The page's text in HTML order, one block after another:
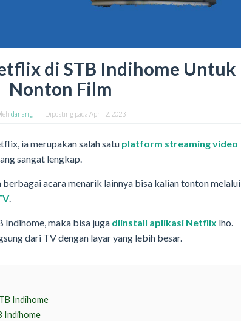
di STB Indihome Untuk
Nonton Film
danang Diposting pada April 2, 2023
ia merupakan salah satu platform streaming video
sangat lengkap.
berbagai acara menarik lainnya bisa kalian tonton melalui
.
Indihome, maka bisa juga diinstall aplikasi Netflix lho.
dari TV dengan layar yang lebih besar.
Indihome
Indihome